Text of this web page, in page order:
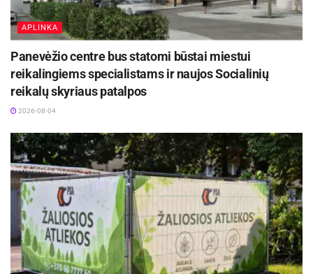
APLINKA
Panevėžio centre bus statomi būstai miestui
reikalingiems specialistams ir naujos Socialinių
reikalų skyriaus patalpos
2026-08-04